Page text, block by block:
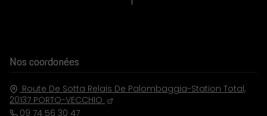
Nos coordonées
Route De Sotta Relais De Palombaggia-Station Total,
20137 PORTO-VECCHIO
09 74 56 30 47